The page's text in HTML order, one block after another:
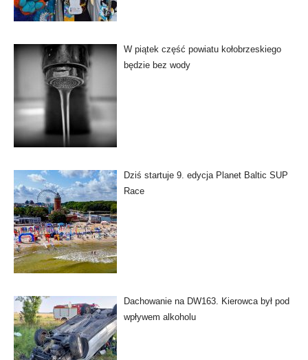
W piątek część powiatu kołobrzeskiego
będzie bez wody
Dziś startuje 9. edycja Planet Baltic SUP
Race
Dachowanie na DW163. Kierowca był pod
wpływem alkoholu